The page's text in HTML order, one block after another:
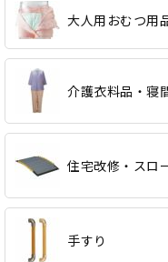
大人用おむつ用
介護衣料品・寝
住宅改修・スロ
手すり